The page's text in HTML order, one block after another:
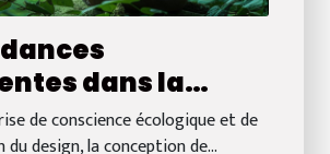
dans la
de sacs à dos
de conscience écologique et de
design, la conception de...